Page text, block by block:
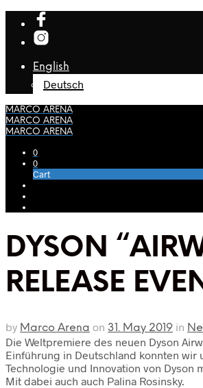
English
Deutsch
MARCO ARENA
MARCO ARENA
MARCO ARENA
0
0
Cart
DYSON
RELEASE
by Marco Arena on 31. May 2019 in
Die Weltpremiere des neuen Dyson
Einführung in Deutschland konnten wir
Technologie und Innovation von Dyson
Mit dabei auch auch Palina Rosinsky.